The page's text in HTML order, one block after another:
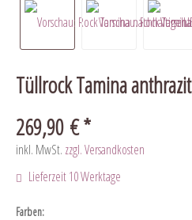
Tüllrock Tamina anthrazit
269,90 € *
inkl. MwSt. zzgl. Versandkosten
Lieferzeit 10 Werktage
Farben: